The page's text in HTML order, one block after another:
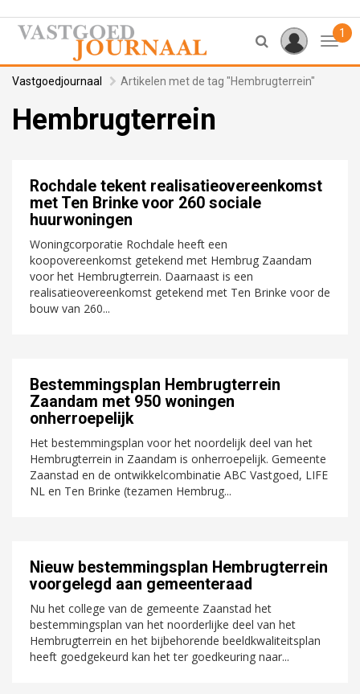
1
Vastgoedjournaal Artikelen met de tag "Hembrugterrein"
Hembrugterrein
Rochdale tekent realisatieovereenkomst
met Ten Brinke voor 260 sociale
huurwoningen
Woningcorporatie Rochdale heeft een
koopovereenkomst getekend met Hembrug Zaandam
voor het Hembrugterrein. Daarnaast is een
realisatieovereenkomst getekend met Ten Brinke voor de
bouw van 260...
Bestemmingsplan Hembrugterrein
Zaandam met 950 woningen
onherroepelijk
Het bestemmingsplan voor het noordelijk deel van het
Hembrugterrein in Zaandam is onherroepelijk. Gemeente
Zaanstad en de ontwikkelcombinatie ABC Vastgoed, LIFE
NL en Ten Brinke (tezamen Hembrug...
Nieuw bestemmingsplan Hembrugterrein
voorgelegd aan gemeenteraad
Nu het college van de gemeente Zaanstad het
bestemmingsplan van het noorderlijke deel van het
Hembrugterrein en het bijbehorende beeldkwaliteitsplan
heeft goedgekeurd kan het ter goedkeuring naar...